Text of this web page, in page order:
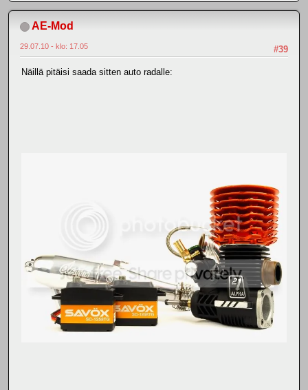
AE-Mod
#39
29.07.10 - klo: 17.05
Näillä pitäisi saada sitten auto radalle: